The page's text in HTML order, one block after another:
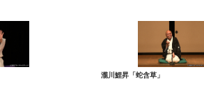
瀧川鯉昇「蛇含草」